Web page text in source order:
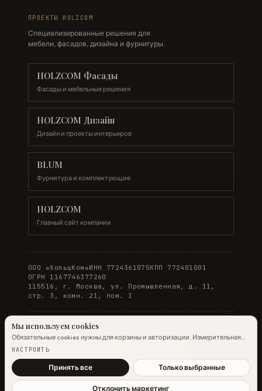
ПРОЕКТЫ HOLZCOM
Специализированные решения для
мебели, фасадов, дизайна и фурнитуры.
HOLZCOM Фасады
Фасады и мебельные решения
HOLZCOM Дизайн
Дизайн и проекты интерьеров
BLUM
Фурнитура и комплектующие
HOLZCOM
Главный сайт компании
ООО «ХольцКом»ИНН 7724361075КПП 772401001
ОГРН 1167746377260
115516, г. Москва, ул. Промышленная, д. 11,
стр. 3, комн. 21, пом. I
© 2026 WOODONLINE. Все права защищены.
Мы используем cookies
Обязательные cookies нужны для корзины и авторизации. Измерительная
аналитика Яндекс.Метрики работает на обычных страницах всегда;
Подробнее →
НАСТРОИТЬ
Принять все Только выбранные
Отклонить маркетинг